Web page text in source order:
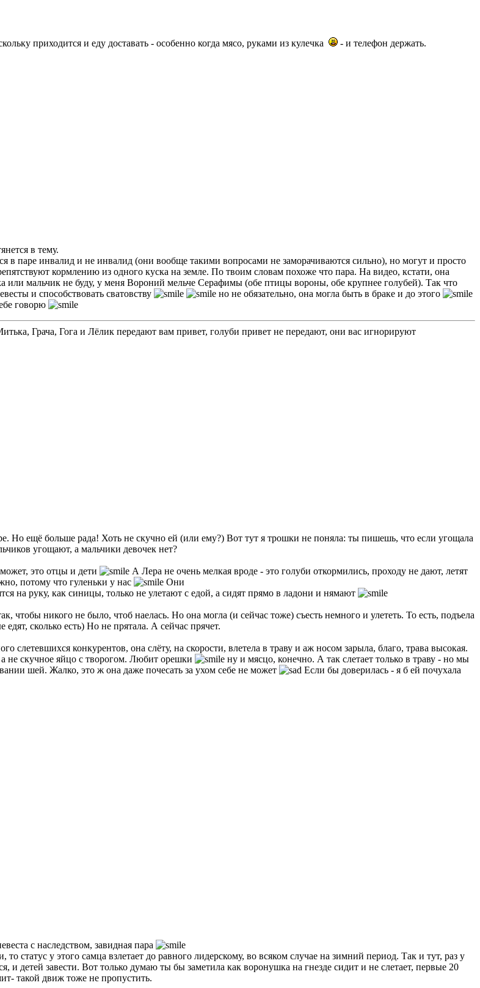
приходится и еду доставать - особенно когда мясо, руками из кулечка
- и телефон держать.
в тему.
паре инвалид и не инвалид (они вообще такими вопросами не заморачиваются сильно), но могут и просто
кормлению из одного куска на земле. По твоим словам похоже что пара. На видео, кстати, она
или мальчик не буду, у меня Вороний мельче Серафимы (обе птицы вороны, обе крупнее голубей). Так что
и способствовать сватовству
но не обязательно, она могла быть в браке и до этого
говорю
Грача, Гога и Лёлик передают вам привет, голуби привет не передают, они вас игнорируют
Но ещё больше рада! Хоть не скучно ей (или ему?) Вот тут я трошки не поняла: ты пишешь, что если угощала
угощают, а мальчики девочек нет?
это отцы и дети
А Лера не очень мелкая вроде - это голуби откормились, проходу не дают, летят
потому что гуленьки у нас
Они
на руку, как синицы, только не улетают с едой, а сидят прямо в ладони и нямают
чтобы никого не было, чтоб наелась. Но она могла (и сейчас тоже) съесть немного и улететь. То есть, подъела
сколько есть) Но не прятала. А сейчас прячет.
конкурентов, она слёту, на скорости, влетела в траву и аж носом зарыла, благо, трава высокая.
а не скучное яйцо с творогом. Любит орешки
ну и мясцо, конечно. А так слетает только в траву - но мы
шей. Жалко, это ж она даже почесать за ухом себе не может
Если бы доверилась - я б ей почухала
с наследством, завидная пара
статус у этого самца взлетает до равного лидерскому, во всяком случае на зимний период. Так и тут, раз у
детей завести. Вот только думаю ты бы заметила как воронушка на гнезде сидит и не слетает, первые 20
такой движ тоже не пропустить.